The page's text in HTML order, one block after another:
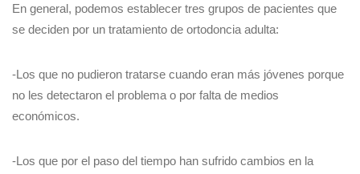
En general, podemos establecer tres grupos de pacientes que
se deciden por un tratamiento de ortodoncia adulta:
-Los que no pudieron tratarse cuando eran más jóvenes porque
no les detectaron el problema o por falta de medios
económicos.
-Los que por el paso del tiempo han sufrido cambios en la